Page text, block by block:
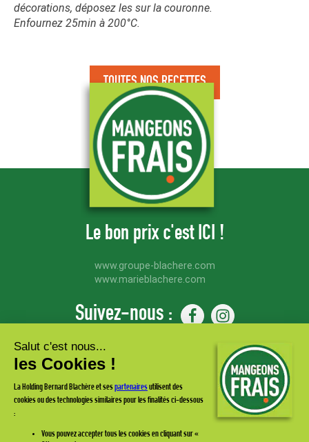
décorations, déposez les sur la couronne.
Enfournez 25min à 200°C.
TOUTES NOS RECETTES
Le bon prix c'est ICI !
www.groupe-blachere.com
www.marieblachere.com
Suivez-nous :
Abonnez-vous à notre
newsletter
et recevez toutes les actualités & promos Mangeons Frais !